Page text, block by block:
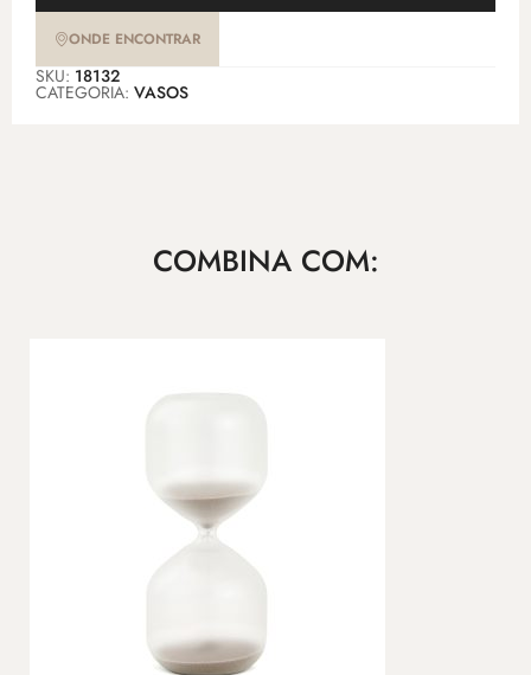
ONDE ENCONTRAR
SKU: 18132
CATEGORIA: VASOS
COMBINA COM: